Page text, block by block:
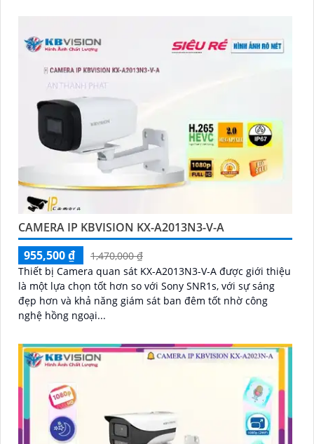
CAMERA IP KBVISION KX-A2013N3-V-A
955,500 ₫
1,470,000 ₫
Thiết bị Camera quan sát KX-A2013N3-V-A được giới thiệu
là một lựa chọn tốt hơn so với Sony SNR1s, với sự sáng
đẹp hơn và khả năng giám sát ban đêm tốt nhờ công
nghệ hồng ngoại...